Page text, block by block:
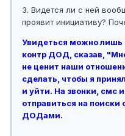
3. Видется ли с ней
проявит инициативу?
Увидеться можно лишь
контр ДОД, сказав,
не ценит наши
сделать, чтобы я
и уйти. На звонки, смс
отправиться на
ДОДами.